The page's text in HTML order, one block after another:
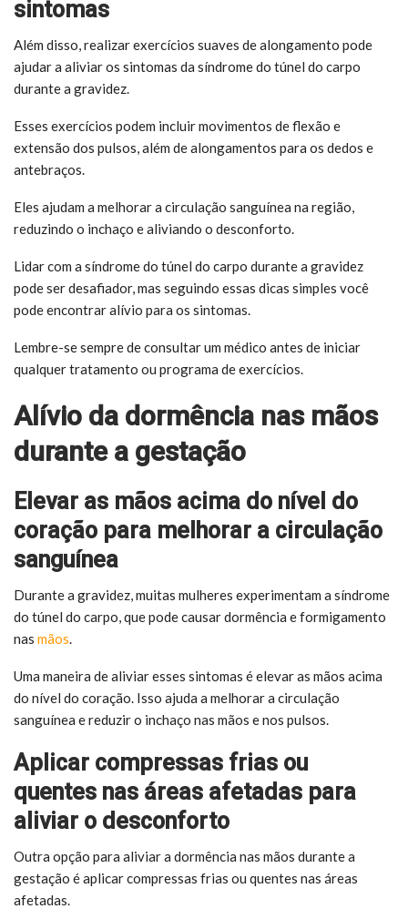
sintomas
Além disso, realizar exercícios suaves de alongamento pode
ajudar a aliviar os sintomas da síndrome do túnel do carpo
durante a gravidez.
Esses exercícios podem incluir movimentos de flexão e
extensão dos pulsos, além de alongamentos para os dedos e
antebraços.
Eles ajudam a melhorar a circulação sanguínea na região,
reduzindo o inchaço e aliviando o desconforto.
Lidar com a síndrome do túnel do carpo durante a gravidez
pode ser desafiador, mas seguindo essas dicas simples você
pode encontrar alívio para os sintomas.
Lembre-se sempre de consultar um médico antes de iniciar
qualquer tratamento ou programa de exercícios.
Alívio da dormência nas mãos
durante a gestação
Elevar as mãos acima do nível do
coração para melhorar a circulação
sanguínea
Durante a gravidez, muitas mulheres experimentam a síndrome
do túnel do carpo, que pode causar dormência e formigamento
nas mãos.
Uma maneira de aliviar esses sintomas é elevar as mãos acima
do nível do coração. Isso ajuda a melhorar a circulação
sanguínea e reduzir o inchaço nas mãos e nos pulsos.
Aplicar compressas frias ou
quentes nas áreas afetadas para
aliviar o desconforto
Outra opção para aliviar a dormência nas mãos durante a
gestação é aplicar compressas frias ou quentes nas áreas
afetadas.